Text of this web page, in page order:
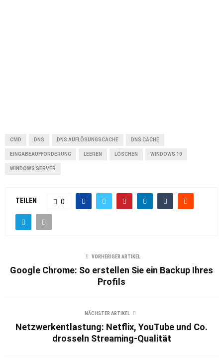
CMD DNS DNS AUFLÖSUNGSCACHE DNS CACHE
EINGABEAUFFORDERUNG LEEREN LÖSCHEN WINDOWS 10
WINDOWS SERVER
TEILEN 0
VORHERIGER ARTIKEL
Google Chrome: So erstellen Sie ein Backup Ihres
Profils
NÄCHSTER ARTIKEL
Netzwerkentlastung: Netflix, YouTube und Co.
drosseln Streaming-Qualität